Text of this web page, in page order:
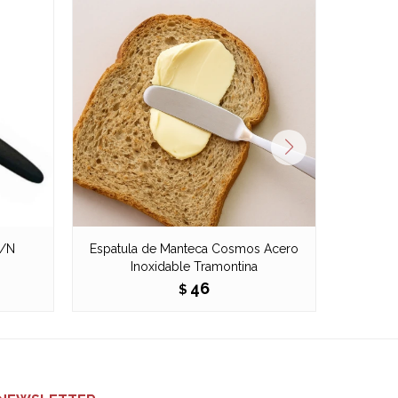
N
Espatula de Manteca Cosmos Acero
Inoxidable Tramontina
$ 46